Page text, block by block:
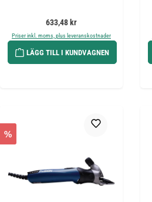
Ordinarie pris:
633,48 kr
Priser inkl. moms, plus leveranskostnader
LÄGG TILL I KUNDVAGNEN
%